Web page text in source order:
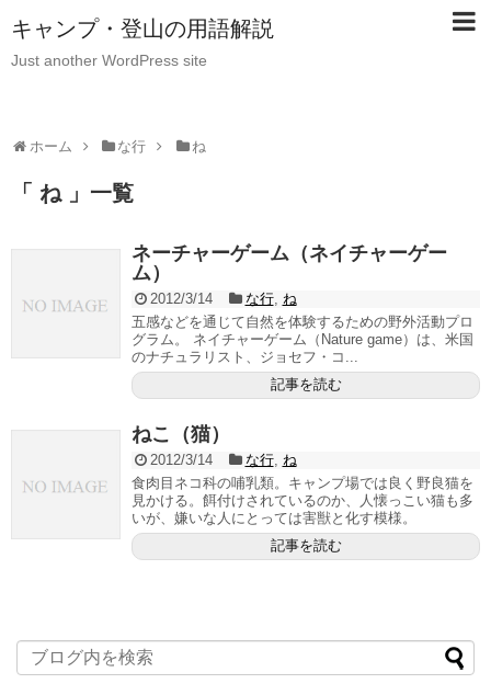
キャンプ・登山の用語解説
Just another WordPress site
ホーム な行 ね
「 ね 」一覧
ネーチャーゲーム（ネイチャーゲー
ム）
2012/3/14 な行, ね
五感などを通じて自然を体験するための野外活動プロ
グラム。 ネイチャーゲーム（Nature game）は、米国
のナチュラリスト、ジョセフ・コ...
記事を読む
ねこ（猫）
2012/3/14 な行, ね
食肉目ネコ科の哺乳類。キャンプ場では良く野良猫を
見かける。餌付けされているのか、人懐っこい猫も多
いが、嫌いな人にとっては害獣と化す模様。
記事を読む